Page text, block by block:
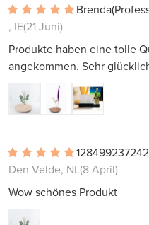
Brenda
, IE(21 Juni)
Produkte haben eine tolle
angekommen. Sehr
Den Velde, NL(8 April)
Wow schönes Produkt